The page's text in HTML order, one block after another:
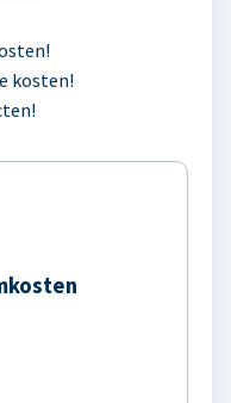
kosten!